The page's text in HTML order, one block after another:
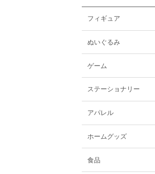
フィギュア
ぬいぐるみ
ゲーム
ステーショナリー
アパレル
ホームグッズ
食品